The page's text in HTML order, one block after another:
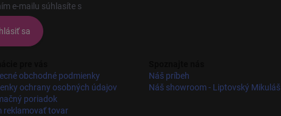
e-mailu súhlasíte s
sa
obchodné podmienky
ochrany osobných údajov
poriadok
reklamovať tovar
Náš príbeh
Náš showroom - Liptovský Mikuláš